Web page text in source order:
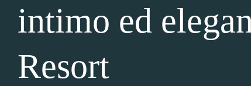
intimo ed
Resort